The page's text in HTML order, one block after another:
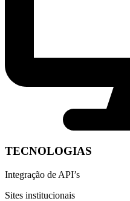
TECNOLOGIAS
Integração de API’s
Sites institucionais